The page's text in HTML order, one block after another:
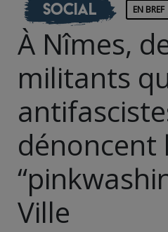
Social EN BREF
À Nîmes,
militants
dénoncent
Ville